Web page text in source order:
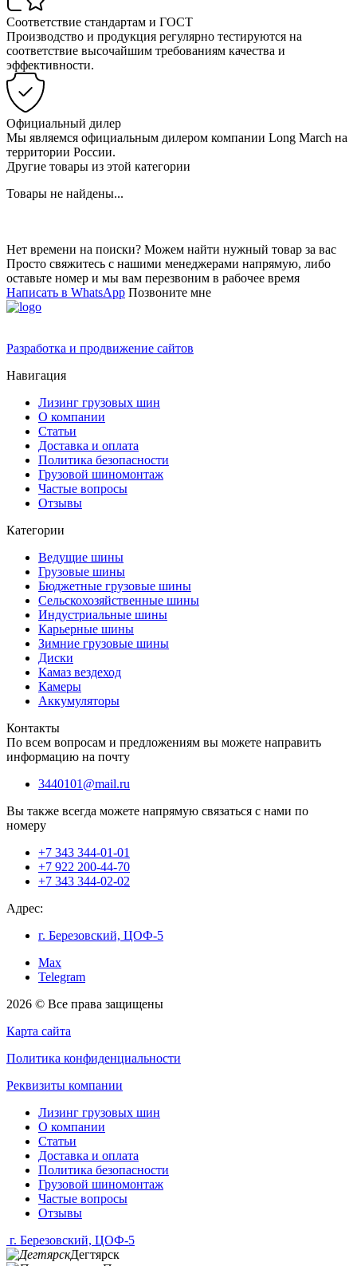
Соответствие стандартам и ГОСТ
Производство и продукция регулярно тестируются на
соответствие высочайшим требованиям качества и
эффективности.
Официальный дилер
Мы являемся официальным дилером компании Long March на
территории России.
Другие товары из этой категории
Товары не найдены...
Нет времени на поиски? Можем найти нужный товар за вас
Просто свяжитесь с нашими менеджерами напрямую, либо
оставьте номер и мы вам перезвоним в рабочее время
Написать в WhatsApp Позвоните мне
Разработка и продвижение сайтов
Навигация
Лизинг грузовых шин
О компании
Статьи
Доставка и оплата
Политика безопасности
Грузовой шиномонтаж
Частые вопросы
Отзывы
Категории
Ведущие шины
Грузовые шины
Бюджетные грузовые шины
Сельскохозяйственные шины
Индустриальные шины
Карьерные шины
Зимние грузовые шины
Диски
Камаз вездеход
Камеры
Аккумуляторы
Контакты
По всем вопросам и предложениям вы можете направить
информацию на почту
3440101@mail.ru
Вы также всегда можете напрямую связаться с нами по
номеру
+7 343 344-01-01
+7 922 200-44-70
+7 343 344-02-02
Адрес:
г. Березовский, ЦОФ-5
Max
Telegram
2026 © Все права защищены
Карта сайта
Политика конфиденциальности
Реквизиты компании
Лизинг грузовых шин
О компании
Статьи
Доставка и оплата
Политика безопасности
Грузовой шиномонтаж
Частые вопросы
Отзывы
г. Березовский, ЦОФ-5
Дегтярск